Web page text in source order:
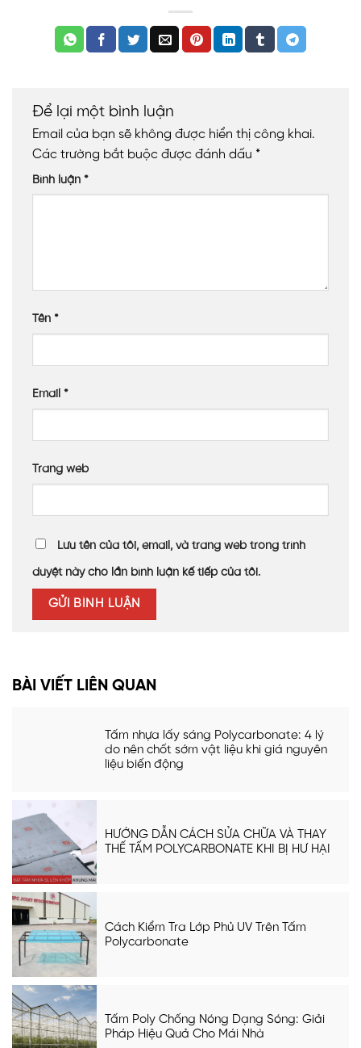
Để lại một bình luận
Email của bạn sẽ không được hiển thị công khai.
Các trường bắt buộc được đánh dấu *
Bình luận *
Tên *
Email *
Trang web
Lưu tên của tôi, email, và trang web trong trình
duyệt này cho lần bình luận kế tiếp của tôi.
BÀI VIẾT LIÊN QUAN
Tấm nhựa lấy sáng Polycarbonate: 4 lý
do nên chốt sớm vật liệu khi giá nguyên
liệu biến động
HƯỚNG DẪN CÁCH SỬA CHỮA VÀ THAY
THẾ TẤM POLYCARBONATE KHI BỊ HƯ HẠI
Cách Kiểm Tra Lớp Phủ UV Trên Tấm
Polycarbonate
Tấm Poly Chống Nóng Dạng Sóng: Giải
Pháp Hiệu Quả Cho Mái Nhà